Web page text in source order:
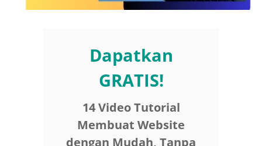
Dapatkan
GRATIS!
14 Video Tutorial
Membuat Website
dengan Mudah, Tanpa